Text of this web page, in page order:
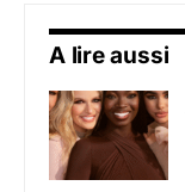
A lire aussi